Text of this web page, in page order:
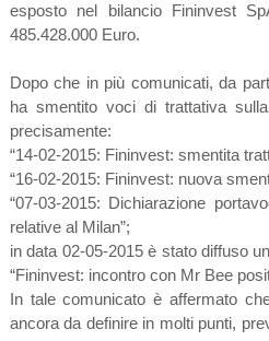
esposto nel bilancio Fininvest
485.428.000 Euro.
Dopo che in più comunicati, da
ha smentito voci di trattativa
precisamente:
“14-02-2015: Fininvest: smentita
“16-02-2015: Fininvest: nuova
“07-03-2015: Dichiarazione
relative al Milan”;
in data 02-05-2015 è stato diffuso
“Fininvest: incontro con Mr Bee
In tale comunicato è affermato
ancora da definire in molti punti,